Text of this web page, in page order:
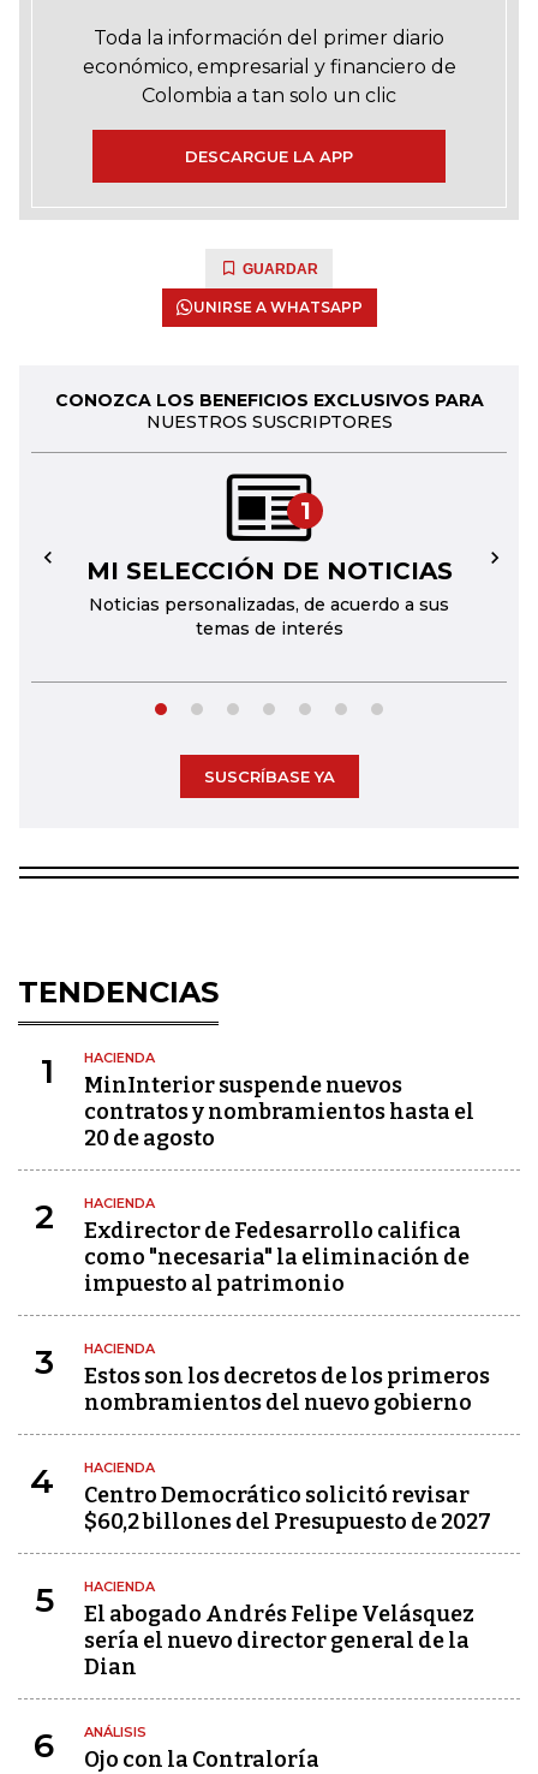
Toda la información del primer diario
económico, empresarial y financiero de
Colombia a tan solo un clic
DESCARGUE LA APP
GUARDAR
UNIRSE A WHATSAPP
CONOZCA LOS BENEFICIOS EXCLUSIVOS PARA
NUESTROS SUSCRIPTORES
1
MI SELECCIÓN DE NOTICIAS
Noticias personalizadas, de acuerdo a sus
temas de interés
← →
SUSCRÍBASE YA
TENDENCIAS
1 HACIENDA
MinInterior suspende nuevos
contratos y nombramientos hasta el
20 de agosto
2 HACIENDA
Exdirector de Fedesarrollo califica
como "necesaria" la eliminación de
impuesto al patrimonio
3 HACIENDA
Estos son los decretos de los primeros
nombramientos del nuevo gobierno
4 HACIENDA
Centro Democrático solicitó revisar
$60,2 billones del Presupuesto de 2027
5 HACIENDA
El abogado Andrés Felipe Velásquez
sería el nuevo director general de la
Dian
6 ANÁLISIS
Ojo con la Contraloría